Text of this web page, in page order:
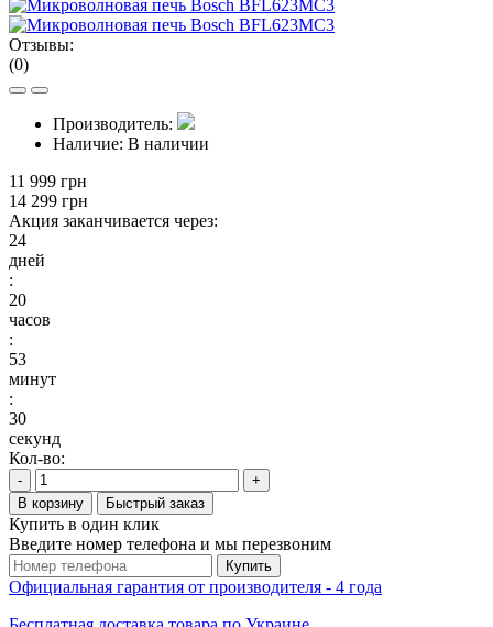
Отзывы:
(0)
Производитель:
Наличие: В наличии
11 999 грн
14 299 грн
Акция заканчивается через:
24
дней
:
20
часов
:
53
минут
:
29
секунд
Кол-во:
-
+
В корзину
Быстрый заказ
Купить в один клик
Введите номер телефона и мы перезвоним
Купить
Официальная гарантия от производителя - 4 года